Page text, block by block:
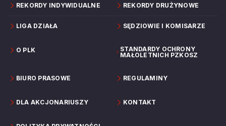
REKORDY INDYWIDUALNE REKORDY DRUŻYNOWE
LIGA DZIAŁA SĘDZIOWIE I KOMISARZE
O PLK
STANDARDY OCHRONY
MAŁOLETNICH PZKOSZ
BIURO PRASOWE REGULAMINY
DLA AKCJONARIUSZY KONTAKT